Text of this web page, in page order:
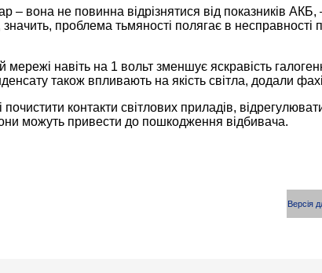
– вона не повинна відрізнятися від показників АКБ,
проблема тьмяності полягає в несправності
навіть на 1 вольт зменшує яскравість
також впливають на якість світла, додали
контакти світлових приладів,
можуть привести до пошкодження відбивача.
Версія